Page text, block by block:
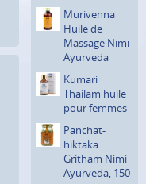
Murivenna
Huile de
Massage Nimi
Ayurveda
Kumari
Thailam huile
pour femmes
Panchat­
hiktaka
Gritham Nimi
Ayurveda, 150